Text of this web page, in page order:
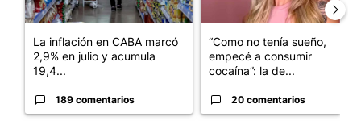
La inflación en CABA marcó
2,9% en julio y acumula
19,4...
189 comentarios
“Como no tenía sueño,
empecé a consumir
cocaína”: la de...
20 comentarios